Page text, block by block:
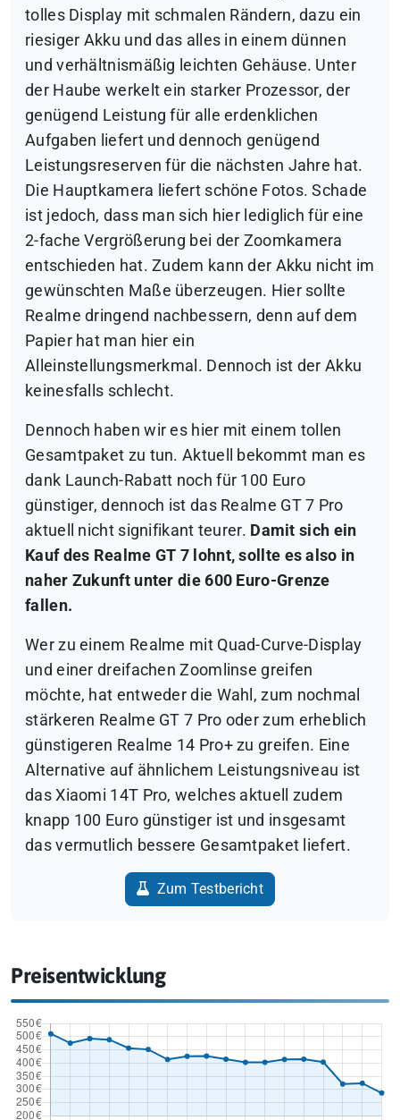
tolles Display mit schmalen Rändern, dazu ein
riesiger Akku und das alles in einem dünnen
und verhältnismäßig leichten Gehäuse. Unter
der Haube werkelt ein starker Prozessor, der
genügend Leistung für alle erdenklichen
Aufgaben liefert und dennoch genügend
Leistungsreserven für die nächsten Jahre hat.
Die Hauptkamera liefert schöne Fotos. Schade
ist jedoch, dass man sich hier lediglich für eine
2-fache Vergrößerung bei der Zoomkamera
entschieden hat. Zudem kann der Akku nicht im
gewünschten Maße überzeugen. Hier sollte
Realme dringend nachbessern, denn auf dem
Papier hat man hier ein
Alleinstellungsmerkmal. Dennoch ist der Akku
keinesfalls schlecht.
Dennoch haben wir es hier mit einem tollen
Gesamtpaket zu tun. Aktuell bekommt man es
dank Launch-Rabatt noch für 100 Euro
günstiger, dennoch ist das Realme GT 7 Pro
aktuell nicht signifikant teurer. Damit sich ein
Kauf des Realme GT 7 lohnt, sollte es also in
naher Zukunft unter die 600 Euro-Grenze
fallen.
Wer zu einem Realme mit Quad-Curve-Display
und einer dreifachen Zoomlinse greifen
möchte, hat entweder die Wahl, zum nochmal
stärkeren Realme GT 7 Pro oder zum erheblich
günstigeren Realme 14 Pro+ zu greifen. Eine
Alternative auf ähnlichem Leistungsniveau ist
das Xiaomi 14T Pro, welches aktuell zudem
knapp 100 Euro günstiger ist und insgesamt
das vermutlich bessere Gesamtpaket liefert.
Zum Testbericht
Preisentwicklung